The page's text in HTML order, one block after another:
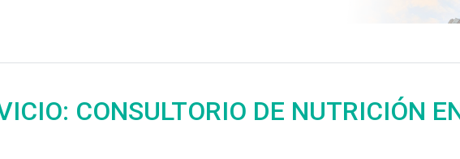
CONSULTORIO DE NUTRICIÓN